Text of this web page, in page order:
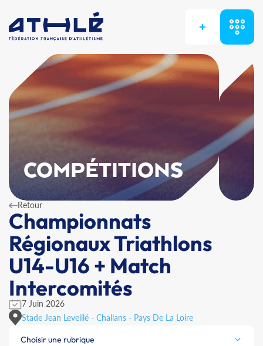
+
COMPÉTITIONS
Retour
Championnats
Régionaux Triathlons
U14-U16 + Match
Intercomités
7 Juin 2026
Stade Jean Leveillé - Challans - Pays De La Loire
Choisir une rubrique